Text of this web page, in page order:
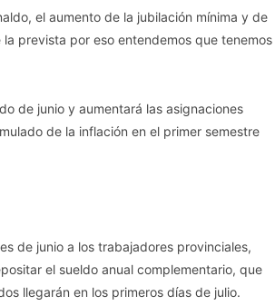
el aumento de la jubilación mínima y de
prevista por eso entendemos que tenemos
de junio y aumentará las asignaciones
de la inflación en el primer semestre
de junio a los trabajadores provinciales,
el sueldo anual complementario, que
llegarán en los primeros días de julio.